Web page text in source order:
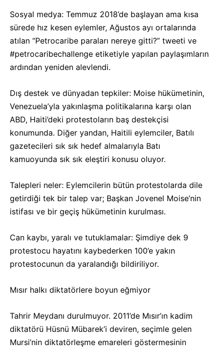
Sosyal medya: Temmuz 2018’de başlayan ama kısa
sürede hız kesen eylemler, Ağustos ayı ortalarında
atılan “Petrocaribe paraları nereye gitti?” tweeti ve
#petrocaribechallenge etiketiyle yapılan paylaşımların
ardından yeniden alevlendi.
Dış destek ve dünyadan tepkiler: Moise hükümetinin,
Venezuela’yla yakınlaşma politikalarına karşı olan
ABD, Haiti’deki protestoların baş destekçisi
konumunda. Diğer yandan, Haitili eylemciler, Batılı
gazetecileri sık sık hedef almalarıyla Batı
kamuoyunda sık sık eleştiri konusu oluyor.
Talepleri neler: Eylemcilerin bütün protestolarda dile
getirdiği tek bir talep var; Başkan Jovenel Moise’nin
istifası ve bir geçiş hükümetinin kurulması.
Can kaybı, yaralı ve tutuklamalar: Şimdiye dek 9
protestocu hayatını kaybederken 100’e yakın
protestocunun da yaralandığı bildiriliyor.
Mısır halkı diktatörlere boyun eğmiyor
Tahrir Meydanı durulmuyor. 2011’de Mısır’ın kadim
diktatörü Hüsnü Mübarek’i deviren, seçimle gelen
Mursi’nin diktatörleşme emareleri göstermesinin